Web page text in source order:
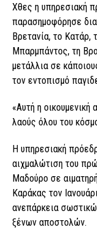
Χθες η υπηρεσιακή
παρασημοφόρησε
Βρετανία, το Κατάρ,
Μπαρμπάντος, τη
μετάλλια σε
τον εντοπισμό
«Αυτή η
λαούς όλου του
Η υπηρεσιακή
αιχμαλώτιση του
Μαδούρο σε
Καράκας τον
ανεπάρκεια
ξένων αποστολών.